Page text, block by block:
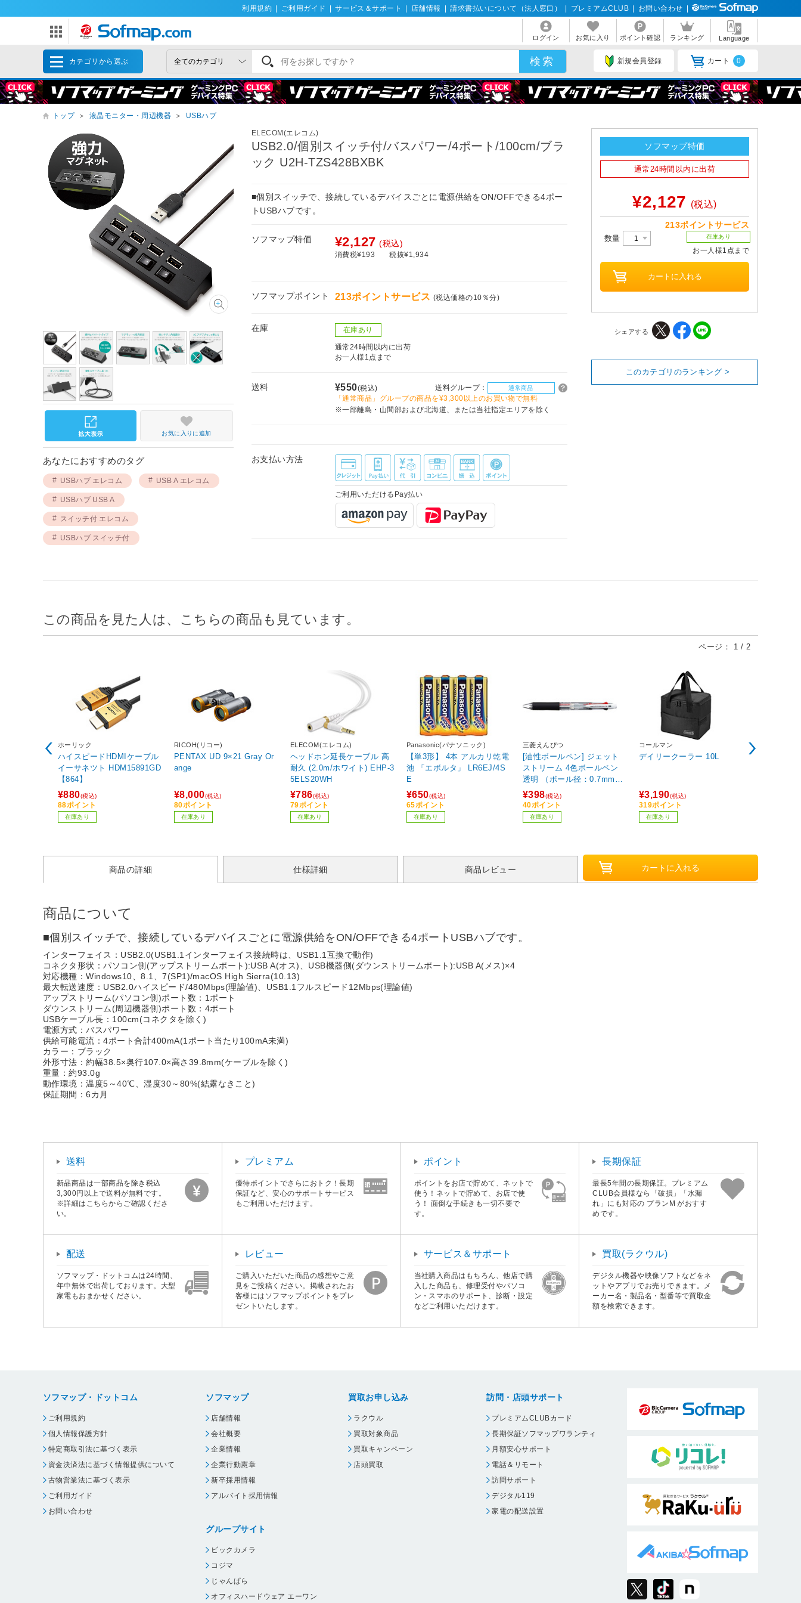
利用規約 ご利用ガイド サービス＆サポート 店舗情報 請求書払いについて（法人窓口） プレミアムCLUB お問い合わせ
ログイン お気に入り ポイント確認 ランキング Language
カテゴリから選ぶ 新規会員登録 カート 0
トップ ＞ 液晶モニター・周辺機器 ＞ USBハブ
ELECOM(エレコム)
USB2.0/個別スイッチ付/バスパワー/4ポート/100cm/ブラ
ック U2H-TZS428BXBK
■個別スイッチで、接続しているデバイスごとに電源供給をON/OFFできる4ポー
トUSBハブです。
ソフマップ特価 ¥2,127 (税込)
消費税¥193 税抜¥1,934
ソフマップポイント 213ポイントサービス (税込価格の10％分)
在庫 在庫あり
通常24時間以内に出荷
お一人様1点まで
送料 ¥550(税込) 送料グループ： 通常商品
「通常商品」グループの商品を¥3,300以上のお買い物で無料
※一部離島・山間部および北海道、または当社指定エリアを除く
お支払い方法
ご利用いただけるPay払い
お気に入りに追加
あなたにおすすめのタグ
USBハブ エレコム USB A エレコム
USBハブ USB A
スイッチ付 エレコム
USBハブ スイッチ付
ソフマップ特価
通常24時間以内に出荷
¥2,127 (税込)
213ポイントサービス
数量 在庫あり
お一人様1点まで
シェアする
このカテゴリのランキング >
この商品を見た人は、こちらの商品も見ています。
ページ： 1 / 2
ホーリック
ハイスピードHDMIケーブル
イーサネツト HDM15891GD
【864】
¥880(税込)
88ポイント
在庫あり
RICOH(リコー)
PENTAX UD 9×21 Gray Or
ange
¥8,000(税込)
80ポイント
在庫あり
ELECOM(エレコム)
ヘッドホン延長ケーブル 高
耐久 (2.0m/ホワイト) EHP-3
5ELS20WH
¥786(税込)
79ポイント
在庫あり
Panasonic(パナソニック)
【単3形】 4本 アルカリ乾電
池 「エボルタ」 LR6EJ/4S
E
¥650(税込)
65ポイント
在庫あり
三菱えんぴつ
[油性ボールペン] ジェット
ストリーム 4色ボールペン
透明 （ボール径：0.7mm、
インク色：黒・赤・青・
緑） SXE450007.T
¥398(税込)
40ポイント
在庫あり
コールマン
デイリークーラー 10L
¥3,190(税込)
319ポイント
在庫あり
商品の詳細 仕様詳細 商品レビュー
商品について
■個別スイッチで、接続しているデバイスごとに電源供給をON/OFFできる4ポートUSBハブです。
インターフェイス：USB2.0(USB1.1インターフェイス接続時は、USB1.1互換で動作)
コネクタ形状：パソコン側(アップストリームポート):USB A(オス)、USB機器側(ダウンストリームポート):USB A(メス)×4
対応機種：Windows10、8.1、7(SP1)/macOS High Sierra(10.13)
最大転送速度：USB2.0ハイスピード/480Mbps(理論値)、USB1.1フルスピード12Mbps(理論値)
アップストリーム(パソコン側)ポート数：1ポート
ダウンストリーム(周辺機器側)ポート数：4ポート
USBケーブル長：100cm(コネクタを除く)
電源方式：バスパワー
供給可能電流：4ポート合計400mA(1ポート当たり100mA未満)
カラー：ブラック
外形寸法：約幅38.5×奥行107.0×高さ39.8mm(ケーブルを除く)
重量：約93.0g
動作環境：温度5～40℃、湿度30～80%(結露なきこと)
保証期間：6カ月
送料
新品商品は一部商品を除き税込
3,300円以上で送料が無料です。
※詳細はこちらからご確認くださ
い。
プレミアム
優待ポイントでさらにおトク！長期
保証など、安心のサポートサービス
もご利用いただけます。
ポイント
ポイントをお店で貯めて、ネットで
使う！ネットで貯めて、お店で使
う！ 面倒な手続きも一切不要で
す。
長期保証
最長5年間の長期保証。プレミアム
CLUB会員様なら「破損」「水漏
れ」にも対応の プランM がおすす
めです。
配送
ソフマップ・ドットコムは24時間、
年中無休で出荷しております。大型
家電もおまかせください。
レビュー
ご購入いただいた商品の感想やご意
見をご投稿ください。掲載されたお
客様にはソフマップポイントをプレ
ゼントいたします。
サービス＆サポート
当社購入商品はもちろん、他店で購
入した商品も、修理受付やパソコ
ン・スマホのサポート、診断・設定
などご利用いただけます。
買取(ラクウル)
デジタル機器や映像ソフトなどをネ
ットやアプリでお売りできます。メ
ーカー名・製品名・型番等で買取金
額を検索できます。
ソフマップ・ドットコム
ご利用規約
個人情報保護方針
特定商取引法に基づく表示
資金決済法に基づく情報提供について
古物営業法に基づく表示
ご利用ガイド
お問い合わせ
ソフマップ
店舗情報
会社概要
企業情報
企業行動憲章
新卒採用情報
アルバイト採用情報
グループサイト
ビックカメラ
コジマ
じゃんぱら
オフィスハードウェア エーワン
買取お申し込み
ラクウル
買取対象商品
買取キャンペーン
店頭買取
訪問・店頭サポート
プレミアムCLUBカード
長期保証ソフマップワランティ
月額安心サポート
電話＆リモート
訪問サポート
デジタル119
家電の配送設置